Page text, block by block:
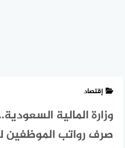
إقتصاد
وزارة المالية
صرف رواتب الموظفين